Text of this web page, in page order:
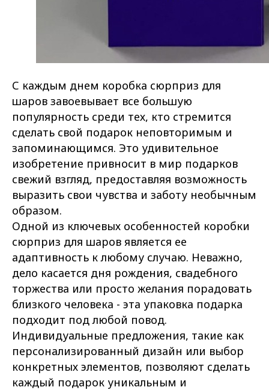
С каждым днем коробка сюрприз для
шаров завоевывает все большую
популярность среди тех, кто стремится
сделать свой подарок неповторимым и
запоминающимся. Это удивительное
изобретение привносит в мир подарков
свежий взгляд, предоставляя возможность
выразить свои чувства и заботу необычным
образом.
Одной из ключевых особенностей коробки
сюрприз для шаров является ее
адаптивность к любому случаю. Неважно,
дело касается дня рождения, свадебного
торжества или просто желания порадовать
близкого человека - эта упаковка подарка
подходит под любой повод.
Индивидуальные предложения, такие как
персонализированный дизайн или выбор
конкретных элементов, позволяют сделать
каждый подарок уникальным и